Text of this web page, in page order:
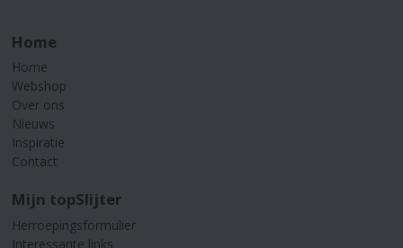
Home
Home
Webshop
Over ons
Nieuws
Inspiratie
Contact
Mijn topSlijter
Herroepingsformulier
Interessante links